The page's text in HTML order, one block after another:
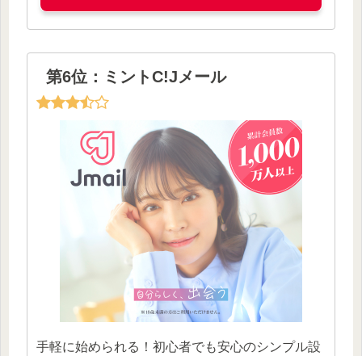
第6位：ミントC!Jメール
手軽に始められる！初心者でも安心のシンプル設